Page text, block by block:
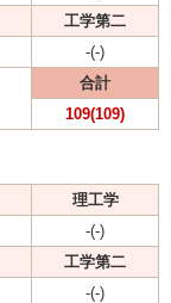
工学第二
-(-)
合計
109(109)
理工学
-(-)
工学第二
-(-)